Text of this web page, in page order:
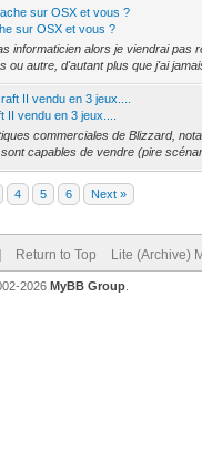
sur OSX et vous ?
sur OSX et vous ?
informaticien alors je viendrai pas
ou autre, d'autant plus que j'ai
II vendu en 3 jeux....
II vendu en 3 jeux....
commerciales de Blizzard,
capables de vendre (pire
4 5 6 Next »
Return to Top Lite (Archive)
2026 MyBB Group